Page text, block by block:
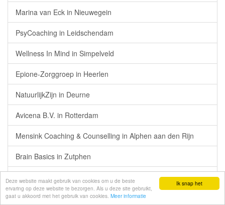
Ik snap het
Deze website maakt gebruik van cookies om u de beste
ervaring op deze website te bezorgen. Als u deze site gebruikt,
gaat u akkoord met het gebruik van cookies. Meer informatie
Marina van Eck in Nieuwegein
PsyCoaching in Leidschendam
Wellness In Mind in Simpelveld
Epione-Zorggroep in Heerlen
NatuurlijkZijn in Deurne
Avicena B.V. in Rotterdam
Mensink Coaching & Counselling in Alphen aan den Rijn
Brain Basics in Zutphen
Moringa 3 in Heesch
Zelfconcept in Amersfoort